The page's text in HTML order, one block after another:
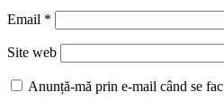
Email *
Site web
Anunță-mă prin e-mail când se